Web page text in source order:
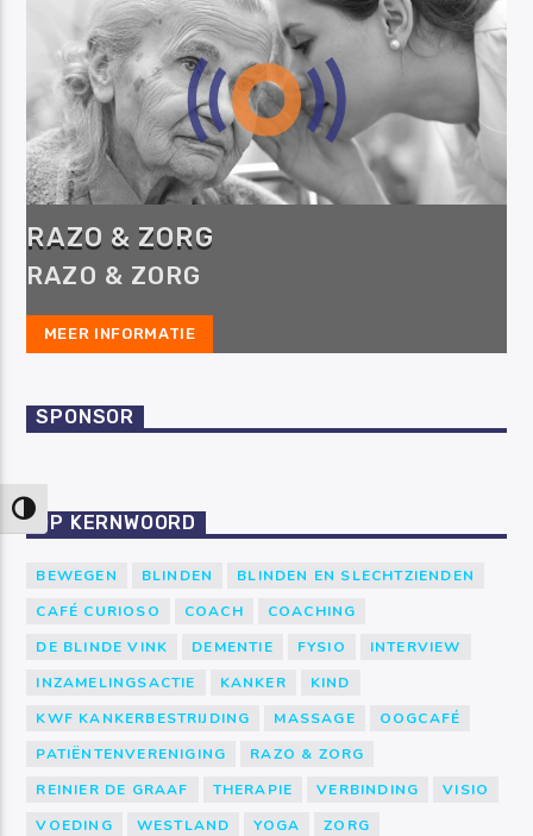
Keuze voor hoog contrast
RAZO & ZORG
RAZO & ZORG
MEER INFORMATIE
SPONSOR
OP KERNWOORD
BEWEGEN BLINDEN
BLINDEN EN SLECHTZIENDEN
CAFÉ CURIOSO
COACH
COACHING
DE BLINDE VINK
DEMENTIE FYSIO
INTERVIEW
INZAMELINGSACTIE
KANKER
KIND
KWF KANKERBESTRIJDING
MASSAGE
OOGCAFÉ
PATIËNTENVERENIGING
RAZO & ZORG
REINIER DE GRAAF
THERAPIE VERBINDING
VISIO
VOEDING
WESTLAND YOGA ZORG